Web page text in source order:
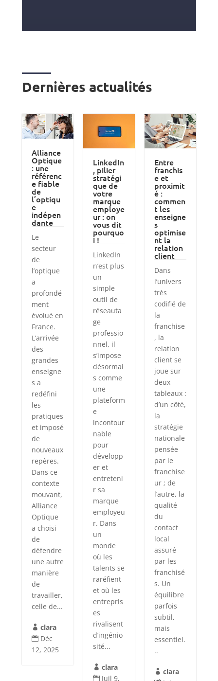
Dernières actualités
Alliance
Optique
: une
référenc
e fiable
de
l’optiqu
e
indépen
dante
Le
secteur
de
l’optique
a
profondé
ment
évolué en
France.
L’arrivée
des
grandes
enseigne
s a
redéfini
les
pratiques
et imposé
de
nouveaux
repères.
Dans ce
contexte
mouvant,
Alliance
Optique
a choisi
de
défendre
une autre
manière
de
travailler,
celle de...
 clara
 Déc
12, 2025
LinkedIn
, pilier
stratégi
que de
votre
marque
employe
ur : on
vous dit
pourquo
i !
LinkedIn
n’est plus
un
simple
outil de
réseauta
ge
professio
nnel, il
s’impose
désormai
s comme
une
plateform
e
incontour
nable
pour
développ
er et
entreteni
r sa
marque
employeu
r. Dans
un
monde
où les
talents se
raréfient
et où les
entrepris
es
rivalisent
d’ingénio
sité...
 clara
 Juil 9,
Entre
franchis
e et
proximit
é :
commen
t les
enseigne
s
optimise
nt la
relation
client
Dans
l’univers
très
codifié de
la
franchise
, la
relation
client se
joue sur
deux
tableaux :
d’un côté,
la
stratégie
nationale
pensée
par le
franchise
ur ; de
l’autre, la
qualité
du
contact
local
assuré
par les
franchisé
s. Un
équilibre
parfois
subtil,
mais
essentiel.
..
 clara